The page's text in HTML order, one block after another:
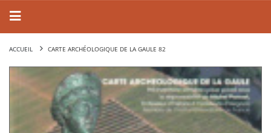
ACCUEIL CARTE ARCHÉOLOGIQUE DE LA GAULE 82